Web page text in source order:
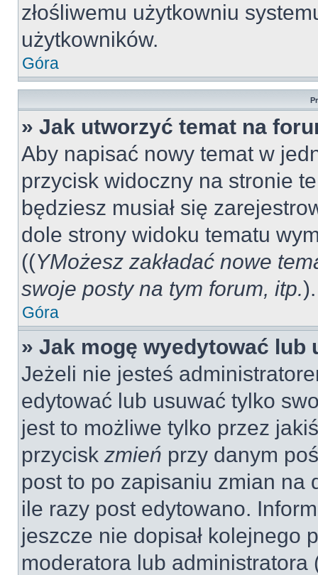
złośliwemu użytkowniu
użytkowników.
Góra
» Jak utworzyć temat na
Aby napisać nowy temat w
przycisk widoczny na stronie
będziesz musiał się
dole strony widoku tematu
((YMożesz zakładać nowe
swoje posty na tym forum, itp.).
Góra
» Jak mogę wyedytować lub
Jeżeli nie jesteś
edytować lub usuwać tylko
jest to możliwe tylko przez
przycisk zmień przy danym
post to po zapisaniu zmian na
ile razy post edytowano.
jeszcze nie dopisał kolejnego
moderatora lub